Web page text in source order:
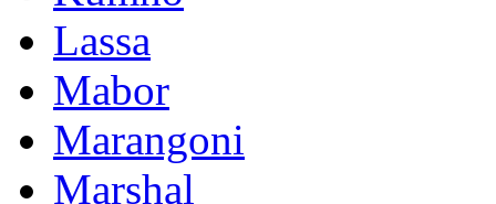
Lassa
Mabor
Marangoni
Marshal